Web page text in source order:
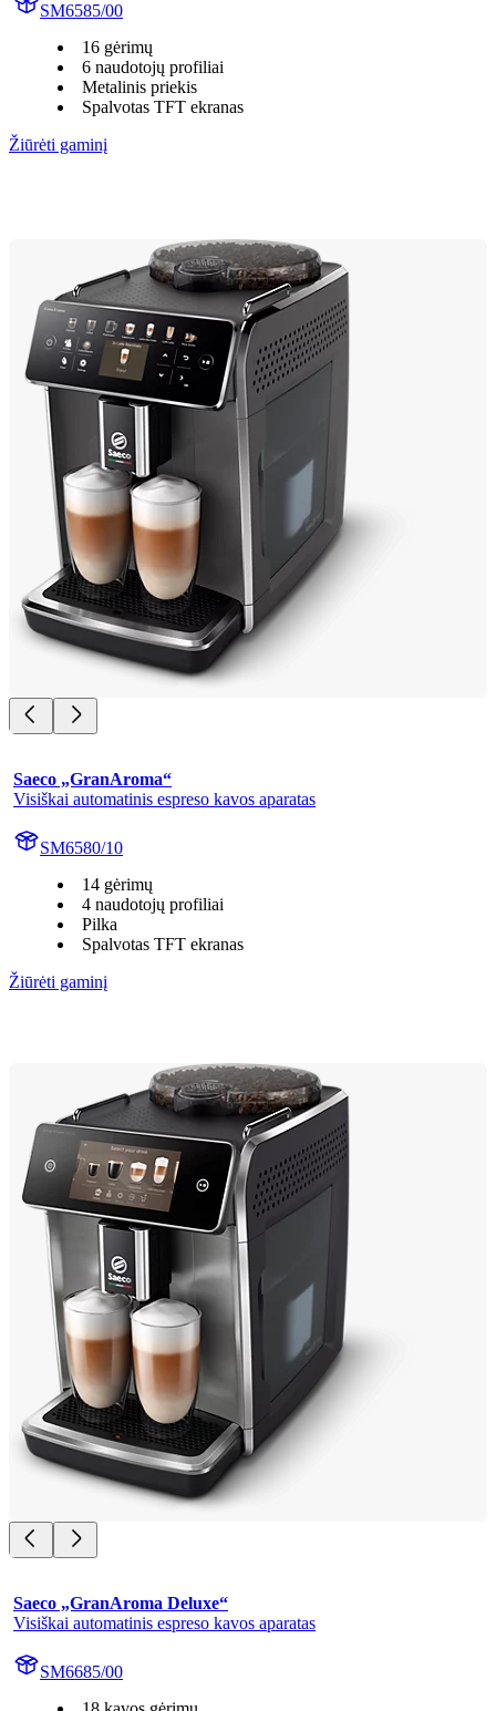
SM6585/00
16 gėrimų
6 naudotojų profiliai
Metalinis priekis
Spalvotas TFT ekranas
Žiūrėti gaminį
Saeco „GranAroma“
Visiškai automatinis espreso kavos aparatas
SM6580/10
14 gėrimų
4 naudotojų profiliai
Pilka
Spalvotas TFT ekranas
Žiūrėti gaminį
Saeco „GranAroma Deluxe“
Visiškai automatinis espreso kavos aparatas
SM6685/00